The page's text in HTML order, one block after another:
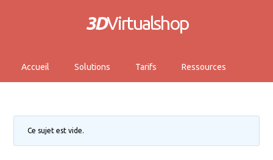
3DVirtualshop
Accueil Solutions Tarifs Ressources
Ce sujet est vide.